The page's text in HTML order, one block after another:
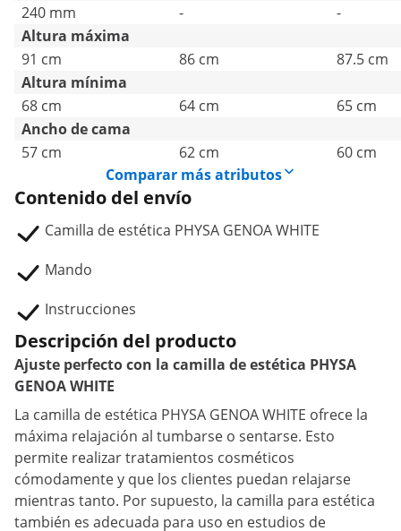
240 mm
-
-
Altura máxima
91 cm
86 cm
87.5 cm
Altura mínima
68 cm
64 cm
65 cm
Ancho de cama
57 cm
62 cm
60 cm
Comparar más atributos
Contenido del envío
Camilla de estética PHYSA GENOA WHITE
Mando
Instrucciones
Descripción del producto
Ajuste perfecto con la camilla de estética PHYSA
GENOA WHITE
La camilla de estética PHYSA GENOA WHITE ofrece la
máxima relajación al tumbarse o sentarse. Esto
permite realizar tratamientos cosméticos
cómodamente y que los clientes puedan relajarse
mientras tanto. Por supuesto, la camilla para estética
también es adecuada para uso en estudios de